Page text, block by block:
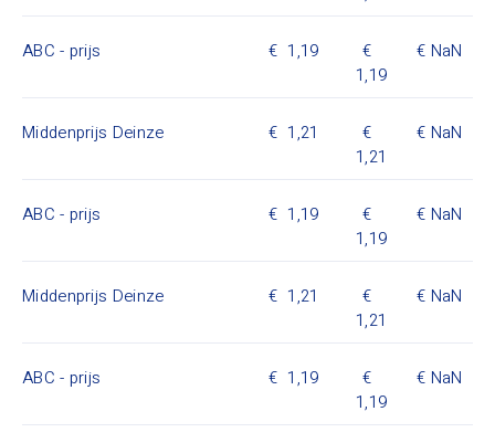
ABC - prijs
1,19
1,19
NaN
Middenprijs Deinze
1,21
1,21
NaN
ABC - prijs
1,19
1,19
NaN
Middenprijs Deinze
1,21
1,21
NaN
ABC - prijs
1,19
1,19
NaN